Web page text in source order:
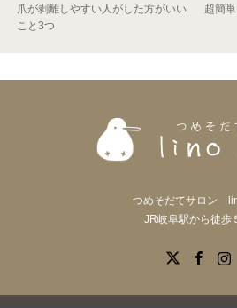
爪が剥離しやすい人がした方がいい
こと3つ
超簡
つめそだてサロン
JR岐阜駅から徒歩